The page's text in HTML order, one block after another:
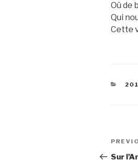
Où de
Qui
Cette
Post
Post
Sur